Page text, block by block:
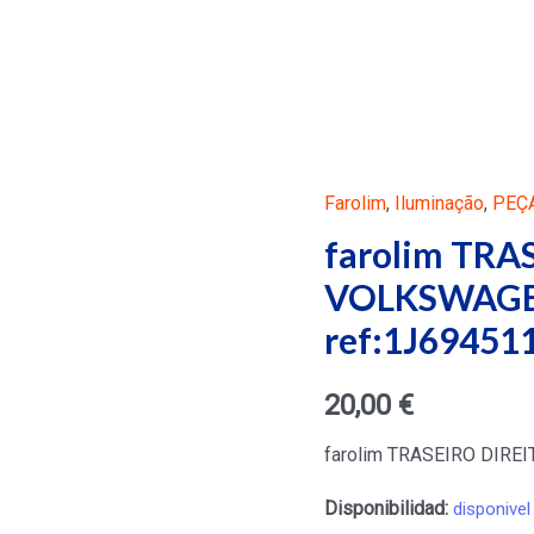
Farolim, Iluminação,
farolim
20,00 €
farolim TRASEIRO
Disponibilidad: disponivel